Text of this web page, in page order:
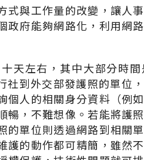
式與工作量的改變，讓人
政府能夠網路化，利用網
天左右，其中大部分時
到外交部發護照的單位
個人的相關身分資料（例
，不難想像。若能將護
單位則透過網路到相關
的動作都可精簡，雖然